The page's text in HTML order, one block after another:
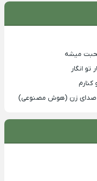
میشه
انگار
صدای زن (هوش مصنوعی)